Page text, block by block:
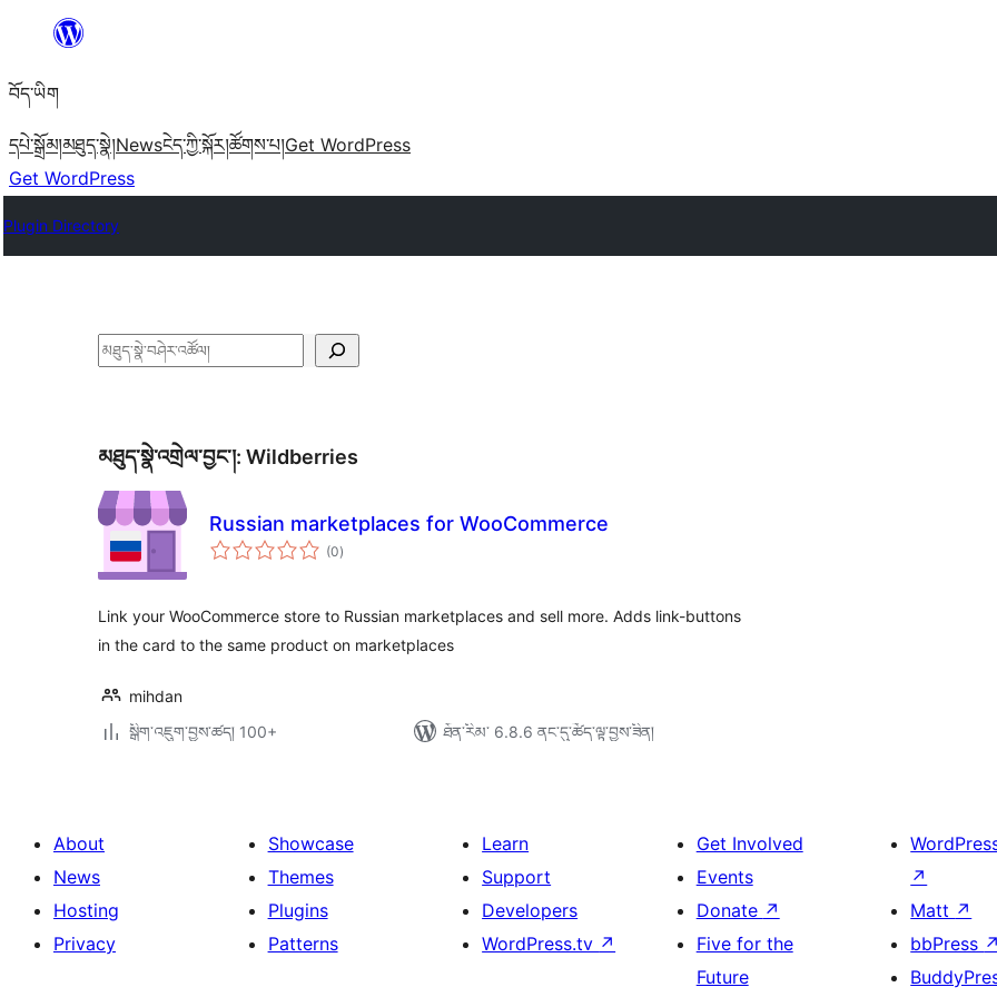
content
བོད་ཡིག
དཔེ་སྒྲོམ།མཐུད་སྣེ།Newsངེད་ཀྱི་སྐོར།ཚོགས་པ།Get WordPress
Get WordPress
Plugin Directory
བཤེར་
མཐུད་སྣེ་འགྲེལ་བྱང་།: Wildberries
Russian marketplaces for WooCommerce
(0གདེང་
འཇོག་
)
Link your WooCommerce store to Russian marketplaces and sell more. Adds link-buttons
in the card to the same product on marketplaces
mihdan
སྒྲིག་འཇུག་བྱས་ཚད། 100+
ཐོན་རིམ་ 6.8.6 ནང་དུ་ཚོད་ལྟ་བྱས་ཟིན།
About
News
Hosting
Privacy
Showcase
Themes
Plugins
Patterns
Learn
Support
Developers
WordPress.tv ↗
Get Involved
Events
Donate ↗
Five for the
Future
↗
Matt ↗
bbPress ↗